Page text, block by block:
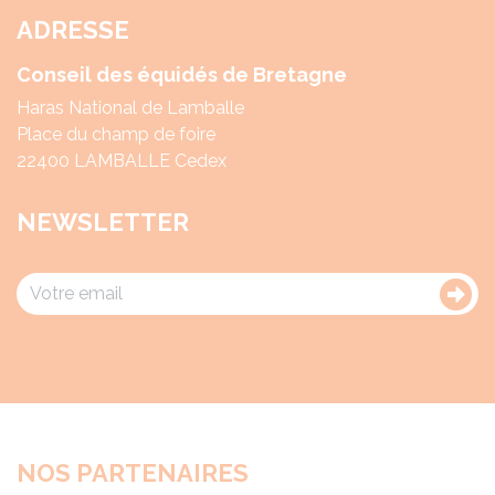
ADRESSE
Conseil des équidés de Bretagne
Haras National de Lamballe
Place du champ de foire
22400 LAMBALLE Cedex
NEWSLETTER
NOS PARTENAIRES